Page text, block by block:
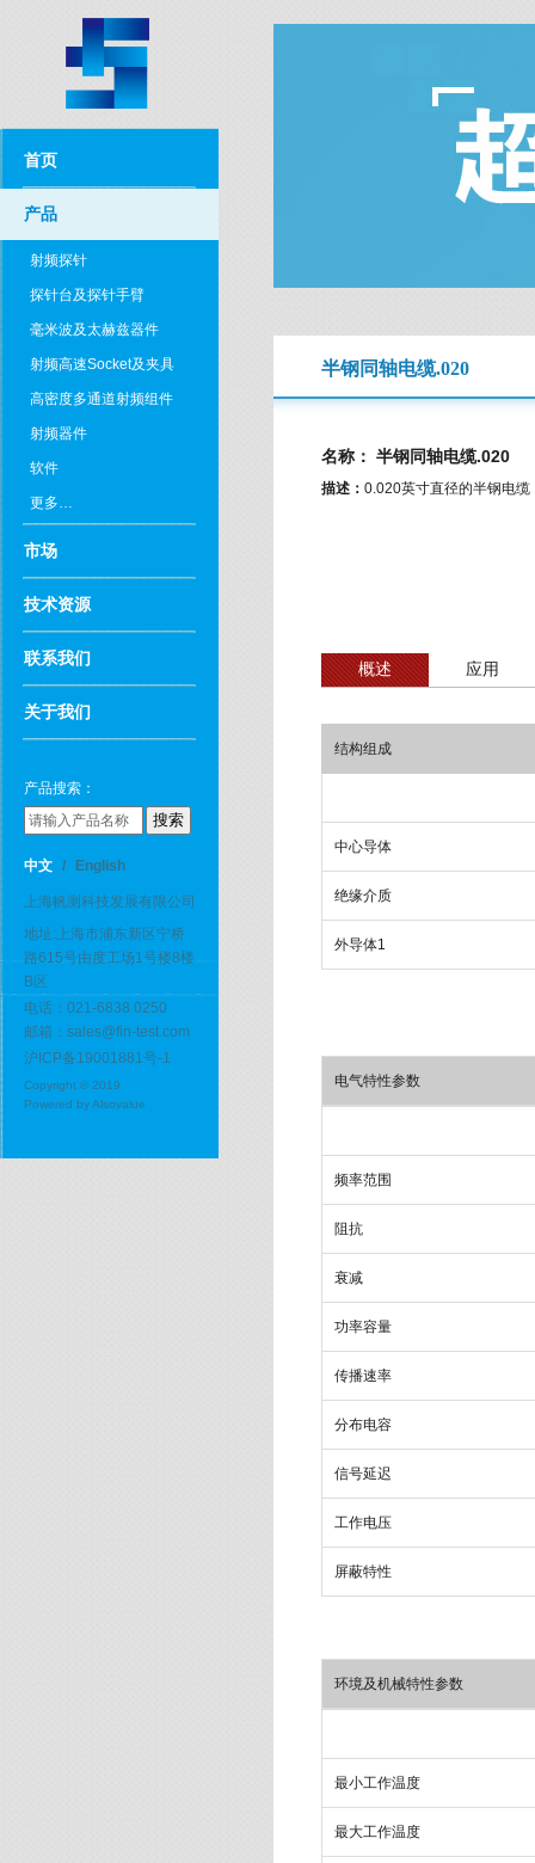
首页
产品
射频探针
探针台及探针手臂
毫米波及太赫兹器件
射频高速Socket及夹具
高密度多通道射频组件
射频器件
软件
更多…
市场
技术资源
联系我们
关于我们
产品搜索：
中文 / English
上海帆测科技发展有限公司
地址:上海市浦东新区宁桥
路615号由度工场1号楼8楼
B区
电话：021-6838 0250
邮箱：sales@fin-test.com
沪ICP备19001881号-1
Copyright © 2019
Powered byAlsovalue
半钢同轴电缆.020
名称： 半钢同轴电缆.020
描述： 0.020英寸直径的半钢电
概述 应用
结构组成
中心导体
绝缘介质
外导体1
电气特性参数
频率范围
阻抗
衰减
功率容量
传播速率
分布电容
信号延迟
工作电压
屏蔽特性
环境及机械特性参数
最小工作温度
最大工作温度